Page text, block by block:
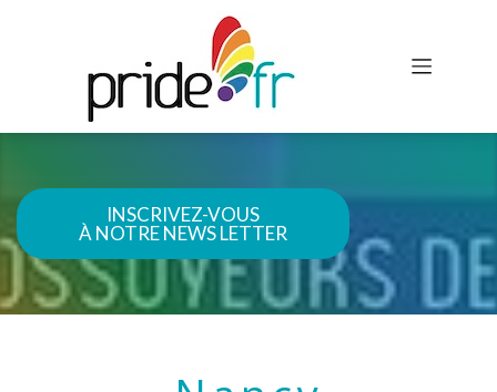
INSCRIVEZ-VOUS
À NOTRE NEWS LETTER